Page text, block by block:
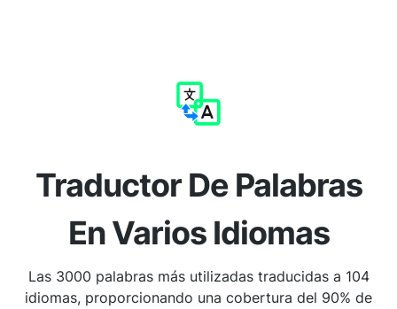
Traductor De Palabras
En Varios Idiomas
Las 3000 palabras más utilizadas traducidas a 104
idiomas, proporcionando una cobertura del 90% de